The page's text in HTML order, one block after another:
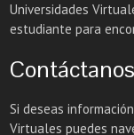
Universidades
estudiante para
Contáctanos
Si deseas
Virtuales puedes